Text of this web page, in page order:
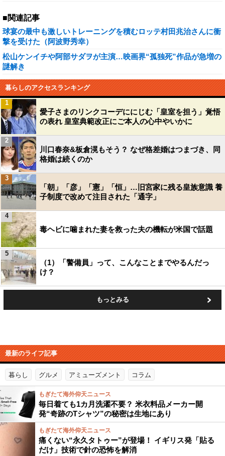
■関連記事
球宴の最中も激しいトレーニングを積むロッテ村田兆治さんに衝
撃を受けた（阿波野秀幸）
松山ケンイチや阿部サダヲが主演…映画界“孤独死”作品が急増の
謎解き
暮らしのアクセスランキング
愛子さまのリンクコーデににじむ「皇室を担う」覚悟
の表れ 皇室典範改正にご本人の心中やいかに
1
川口春奈&板倉滉もそう？ なぜ格差婚はつまづき、同
格婚は続くのか
2
「朝」「彦」「憲」「恒」…旧宮家に残る皇族意識 養
子制度で改めて注目された「通字」
3
毒ヘビに噛まれた妻を救った夫の機転が米国で話題
4
（1）「警備員」って、こんなことまでやるんだっ
け？
5
もっとみる
最新のライフ記事
暮らし グルメ アミューズメント コラム
もぎたて海外仰天ニュース
毎日着ても1カ月洗濯不要？ 米衣料品メーカー開
発“奇跡のTシャツ”の秘密は生地にあり
もぎたて海外仰天ニュース
痛くない“永久タトゥー”が登場！ イギリス発「貼る
だけ」技術で針の恐怖を解消